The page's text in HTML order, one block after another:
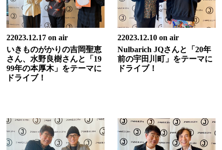
22023.12.17 on air
いきものがかりの吉岡聖恵
さん、水野良樹さんと「19
99年の本厚木」をテーマに
ドライブ！
22023.12.10 on air
Nulbarich JQさんと「20年
前の宇田川町」をテーマに
ドライブ！